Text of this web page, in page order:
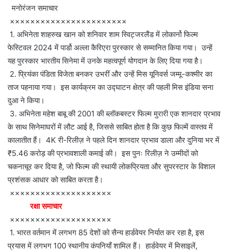
मनोरंजन समाचार
×××××××××××××××××××××××
1. अभिनेता शाहरुख खान को शनिवार शाम स्विट्जरलैंड में लोकार्नो फिल्म
फेस्टिवल 2024 में पार्डो अल्ला कैरिएरा पुरस्कार से सम्मानित किया गया। उन्हें
यह पुरस्कार भारतीय सिनेमा में उनके महत्वपूर्ण योगदान के लिए दिया गया है।
2. प्रियंका पंडिता विजेता बनकर उभरीं और उन्हें मिस यूनिवर्स जम्मू-कश्मीर का
ताज पहनाया गया। इस कार्यक्रम का उद्घाटन क्षेत्र की पहली मिस इंडिया सना
दुआ ने किया।
3. अभिनेता महेश बाबू की 2001 की ब्लॉकबस्टर फिल्म मुरारी एक शानदार प्रभाव
के साथ सिनेमाघरों में लौट आई है, जिससे साबित होता है कि कुछ फिल्में वास्तव में
कालातीत हैं। 4K री-रिलीज़ ने पहले दिन शानदार प्रभाव डाला और दुनिया भर में
₹5.46 करोड़ की प्रभावशाली कमाई की। इस पुनः रिलीज़ ने उम्मीदों को
चकनाचूर कर दिया है, जो फिल्म की स्थायी लोकप्रियता और सुपरस्टार के विशाल
प्रशंसक आधार को साबित करता है।
××××××××××××××××××××
रक्षा समाचार
××××××××××××××××××××
1. भारत वर्तमान में लगभग 85 देशों को सैन्य हार्डवेयर निर्यात कर रहा है, इस
प्रयास में लगभग 100 स्थानीय कंपनियाँ शामिल हैं। हार्डवेयर में मिसाइलें,